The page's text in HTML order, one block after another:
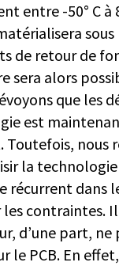
entre -50° C à
de retour de
sera alors
que
est
la
récurrent dans
contraintes.
d’une part,
le PCB. En